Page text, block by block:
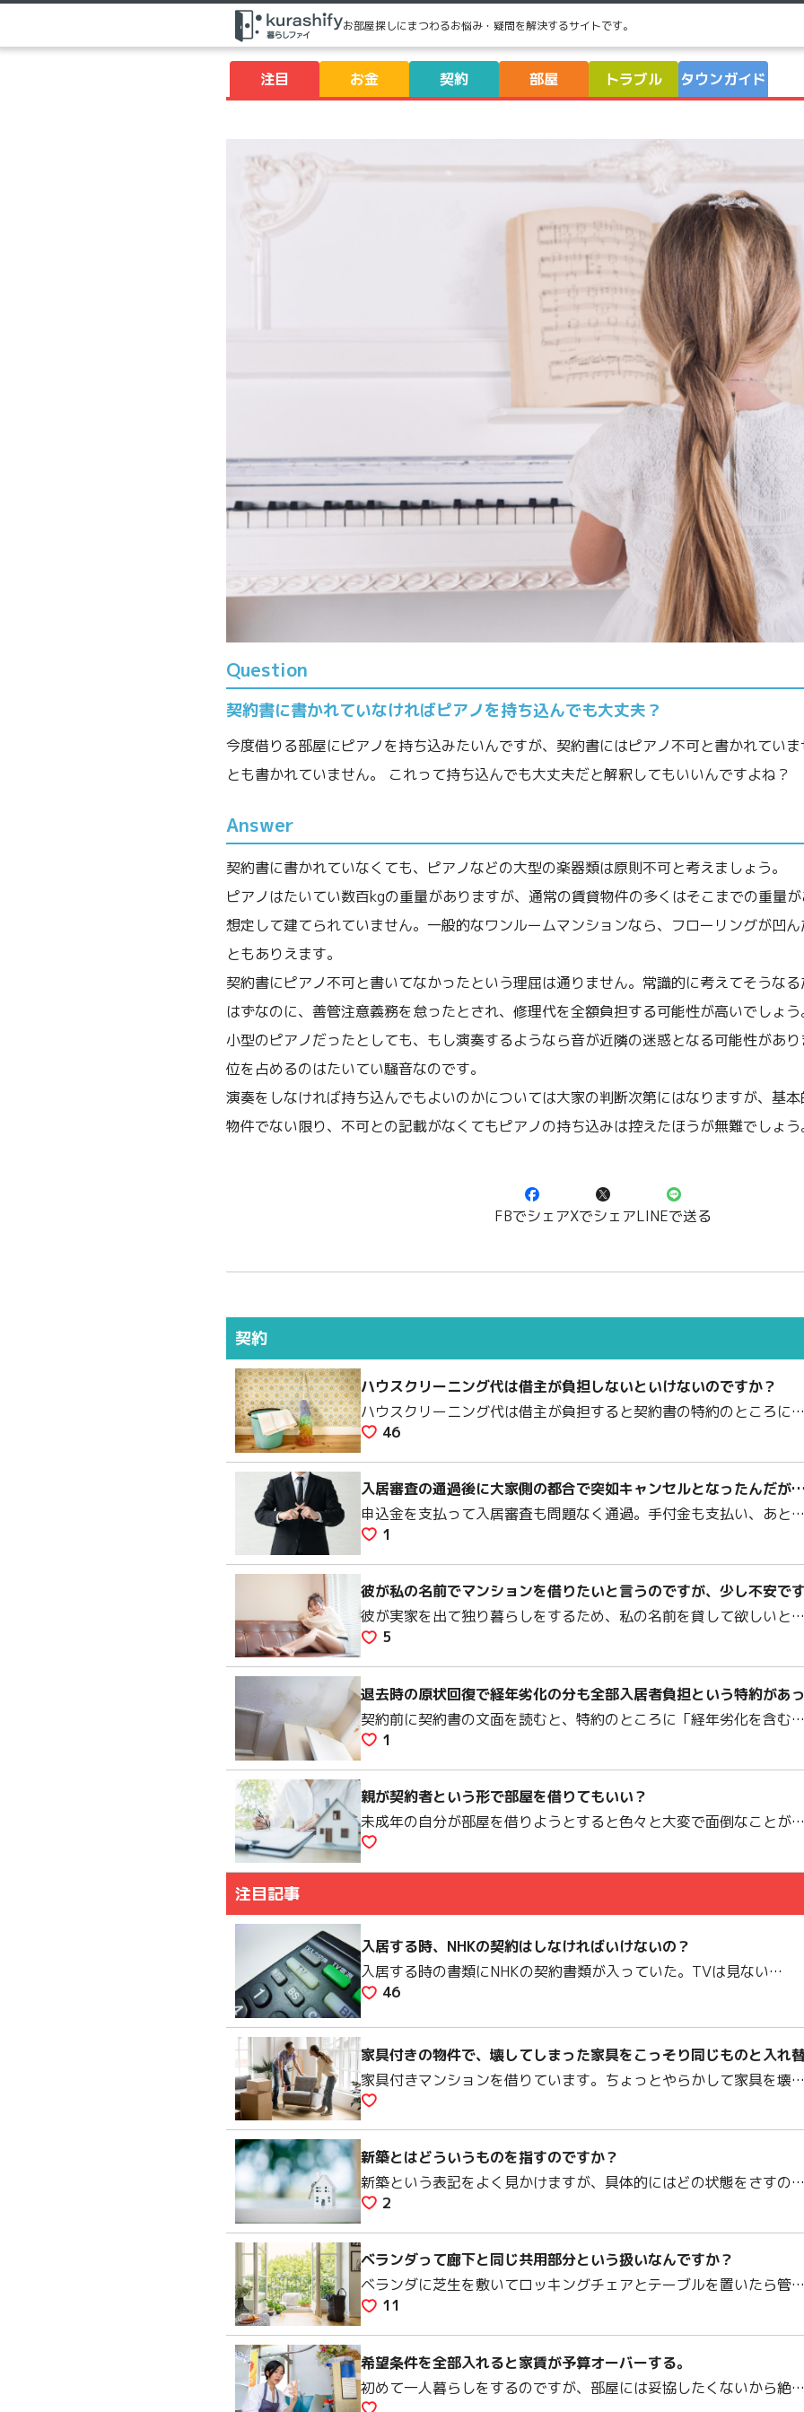
お部屋探しにまつわるお悩み・疑問を解決するサイトです。
注目 お金 契約 部屋 トラブル タウンガイド
契約書に書かれていなければピアノを持ち込んでも大丈夫？
Question
今度借りる部屋にピアノを持ち込みたいんですが、契約書にはピアノ不可と書かれてい
とも書かれていません。 これって持ち込んでも大丈夫だと解釈してもいいんですよね？
Answer
契約書に書かれていなくても、ピアノなどの大型の楽器類は原則不可と考えましょう。
ピアノはたいてい数百kgの重量がありますが、通常の賃貸物件の多くはそこまでの重量
想定して建てられていません。一般的なワンルームマンションなら、フローリングが凹
ともありえます。
契約書にピアノ不可と書いてなかったという理屈は通りません。常識的に考えてそうな
はずなのに、善管注意義務を怠ったとされ、修理代を全額負担する可能性が高いでしょ
小型のピアノだったとしても、もし演奏するようなら音が近隣の迷惑となる可能性があ
位を占めるのはたいてい騒音なのです。
演奏をしなければ持ち込んでもよいのかについては大家の判断次第にはなりますが、基
物件でない限り、不可との記載がなくてもピアノの持ち込みは控えたほうが無難でしょう
FBでシェアXでシェアLINEで送る
契約
ハウスクリーニング代は借主が負担しないといけないのですか？
ハウスクリーニング代は借主が負担すると契約書の特約のところに…
46
入居審査の通過後に大家側の都合で突如キャンセルとなったんだが
申込金を支払って入居審査も問題なく通過。手付金も支払い、あと…
1
彼が私の名前でマンションを借りたいと言うのですが、少し不安です
彼が実家を出て独り暮らしをするため、私の名前を貸して欲しいと…
5
退去時の原状回復で経年劣化の分も全部入居者負担という特約があ
契約前に契約書の文面を読むと、特約のところに「経年劣化を含む…
1
親が契約者という形で部屋を借りてもいい？
未成年の自分が部屋を借りようとすると色々と大変で面倒なことが…
注目記事
入居する時、NHKの契約はしなければいけないの？
入居する時の書類にNHKの契約書類が入っていた。TVは見ない…
46
家具付きの物件で、壊してしまった家具をこっそり同じものと入れ
家具付きマンションを借りています。ちょっとやらかして家具を壊…
新築とはどういうものを指すのですか？
新築という表記をよく見かけますが、具体的にはどの状態をさすの…
2
ベランダって廊下と同じ共用部分という扱いなんですか？
ベランダに芝生を敷いてロッキングチェアとテーブルを置いたら管…
11
希望条件を全部入れると家賃が予算オーバーする。
初めて一人暮らしをするのですが、部屋には妥協したくないから絶…